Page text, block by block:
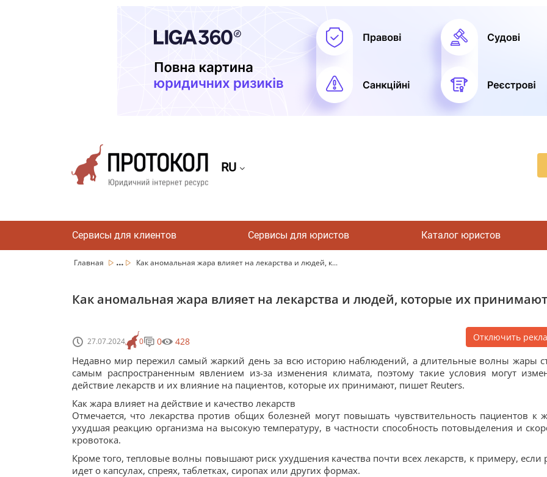
RU
Сервисы для клиентов Сервисы для юристов Каталог юристов
Главная ... Как аномальная жара влияет на лекарства и людей, к...
Как аномальная жара влияет на лекарства и людей, которые их принимают
27.07.2024 0 0 428 Отключить
Недавно мир пережил самый жаркий день за всю историю наблюдений, а длительные волны жары
самым распространенным явлением из-за изменения климата, поэтому такие условия могут
действие лекарств и их влияние на пациентов, которые их принимают, пишет Reuters.
Как жара влияет на действие и качество лекарств
Отмечается, что лекарства против общих болезней могут повышать чувствительность пациентов к
ухудшая реакцию организма на высокую температуру, в частности способность потовыделения и
кровотока.
Кроме того, тепловые волны повышают риск ухудшения качества почти всех лекарств, к примеру, если
идет о капсулах, спреях, таблетках, сиропах или других формах.